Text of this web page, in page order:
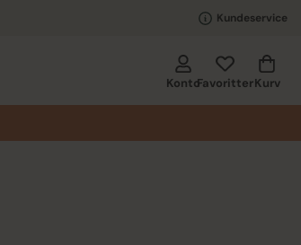
Kundeservice
KontoFavoritterKurv